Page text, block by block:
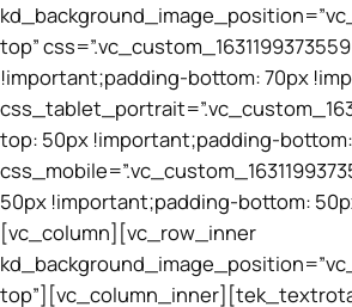
top”
!important;padding-bottom: 70px
top: 50px !important;padding-
50px !important;padding-bottom:
[vc_column][vc_row_inner